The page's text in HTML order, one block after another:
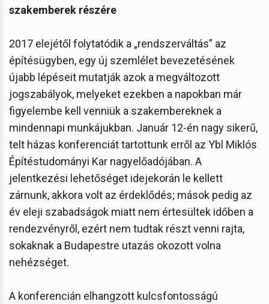
szakemberek részére
2017 elejétől folytatódik a „rendszerváltás” az
építésügyben, egy új szemlélet bevezetésének
újabb lépéseit mutatják azok a megváltozott
jogszabályok, melyeket ezekben a napokban már
figyelembe kell venniük a szakembereknek a
mindennapi munkájukban. Január 12-én nagy sikerű,
telt házas konferenciát tartottunk erről az Ybl Miklós
Építéstudományi Kar nagyelőadójában. A
jelentkezési lehetőséget idejekorán le kellett
zárnunk, akkora volt az érdeklődés; mások pedig az
év eleji szabadságok miatt nem értesültek időben a
rendezvényről, ezért nem tudtak részt venni rajta,
sokaknak a Budapestre utazás okozott volna
nehézséget.
A konferencián elhangzott kulcsfontosságú